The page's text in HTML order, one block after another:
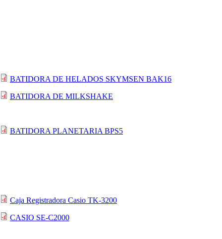
BATIDORA DE HELADOS SKYMSEN BAK16
BATIDORA DE MILKSHAKE
BATIDORA PLANETARIA BPS5
Caja Registradora Casio TK-3200
CASIO SE-C2000